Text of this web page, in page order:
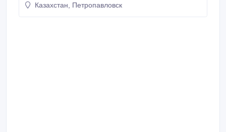
Световые буквы очень эффектно выглядят,
Казахстан, Петропавловск